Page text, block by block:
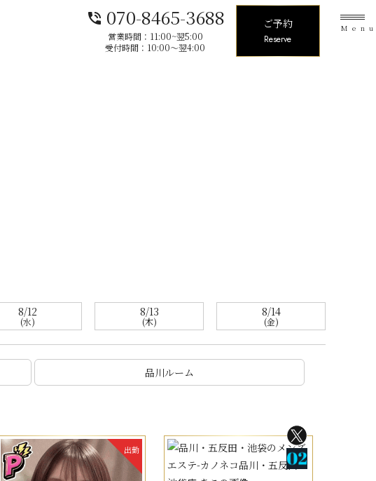
phone_in_talk 070-8465-3688
営業時間：11:00~翌5:00
受付時間：10:00〜翌4:00
ご予約
Reserve
8/12
(水)
8/13
(木)
8/14
(金)
品川ルーム
出勤